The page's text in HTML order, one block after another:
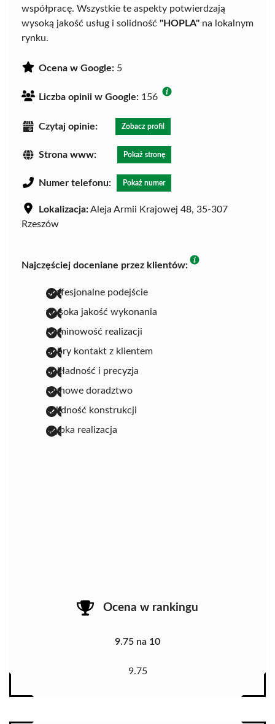
współpracę. Wszystkie te aspekty potwierdzają
wysoką jakość usług i solidność "HOPLA" na lokalnym
rynku.
Ocena w Google: 5
Liczba opinii w Google: 156
Czytaj opinie: Zobacz profil
Strona www: Pokaż stronę
Numer telefonu: Pokaż numer
Lokalizacja:Aleja Armii Krajowej 48, 35-307
Rzeszów
Najczęściej doceniane przez klientów:
profesjonalne podejście
wysoka jakość wykonania
terminowość realizacji
dobry kontakt z klientem
dokładność i precyzja
fachowe doradztwo
solidność konstrukcji
szybka realizacja
Ocena w rankingu
9.75 na 10
9.75